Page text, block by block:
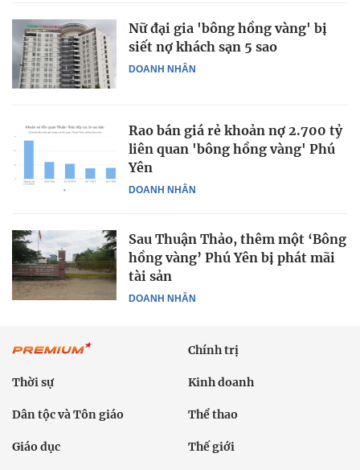
DOANH NHÂN
Nữ đại gia 'bông hồng vàng' bị
siết nợ khách sạn 5 sao
DOANH NHÂN
Rao bán giá rẻ khoản nợ 2.700 tỷ
liên quan 'bông hồng vàng' Phú
Yên
DOANH NHÂN
Sau Thuận Thảo, thêm một ‘Bông
hồng vàng’ Phú Yên bị phát mãi
tài sản
Chính trị
Thời sự Kinh doanh
Dân tộc và Tôn giáo Thể thao
Giáo dục Thế giới